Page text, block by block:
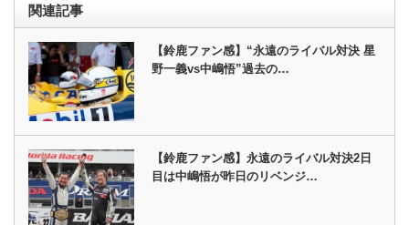
関連記事
【鈴鹿ファン感】“永遠のライバル対決 星
野一義vs中嶋悟”過去の…
【鈴鹿ファン感】永遠のライバル対決2日
目は中嶋悟が昨日のリベンジ…